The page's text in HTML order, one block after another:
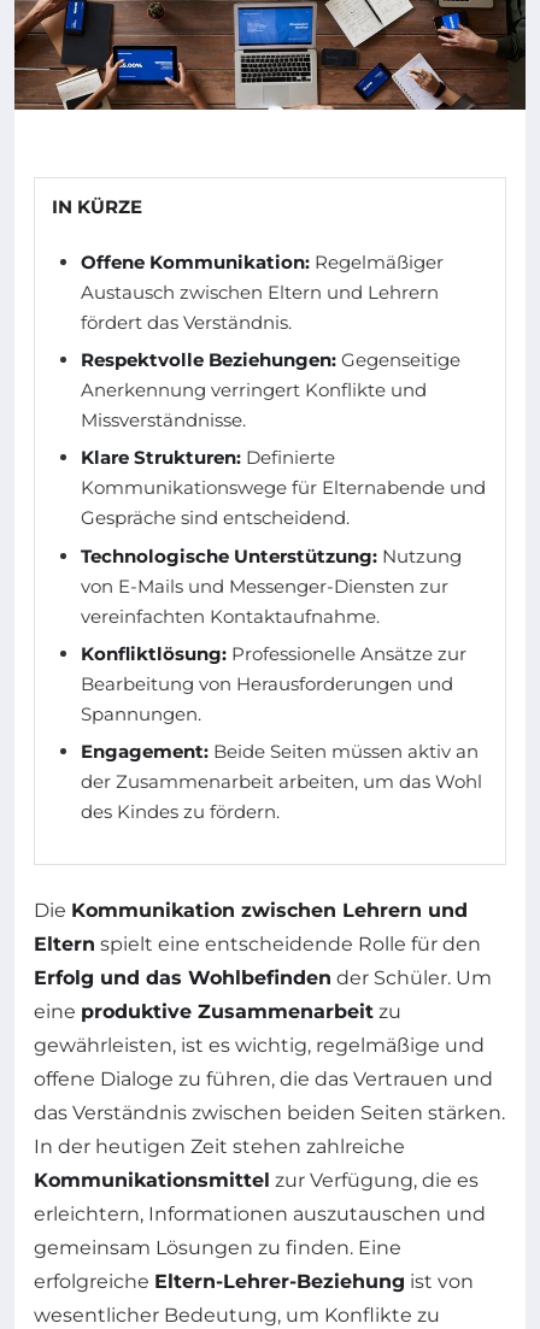
IN KÜRZE
Offene Kommunikation: Regelmäßiger
Austausch zwischen Eltern und Lehrern
fördert das Verständnis.
Respektvolle Beziehungen: Gegenseitige
Anerkennung verringert Konflikte und
Missverständnisse.
Klare Strukturen: Definierte
Kommunikationswege für Elternabende und
Gespräche sind entscheidend.
Technologische Unterstützung: Nutzung
von E-Mails und Messenger-Diensten zur
vereinfachten Kontaktaufnahme.
Konfliktlösung: Professionelle Ansätze zur
Bearbeitung von Herausforderungen und
Spannungen.
Engagement: Beide Seiten müssen aktiv an
der Zusammenarbeit arbeiten, um das Wohl
des Kindes zu fördern.
Die Kommunikation zwischen Lehrern und
Eltern spielt eine entscheidende Rolle für den
Erfolg und das Wohlbefinden der Schüler. Um
eine produktive Zusammenarbeit zu
gewährleisten, ist es wichtig, regelmäßige und
offene Dialoge zu führen, die das Vertrauen und
das Verständnis zwischen beiden Seiten stärken.
In der heutigen Zeit stehen zahlreiche
Kommunikationsmittel zur Verfügung, die es
erleichtern, Informationen auszutauschen und
gemeinsam Lösungen zu finden. Eine
erfolgreiche Eltern-Lehrer-Beziehung ist von
wesentlicher Bedeutung, um Konflikte zu